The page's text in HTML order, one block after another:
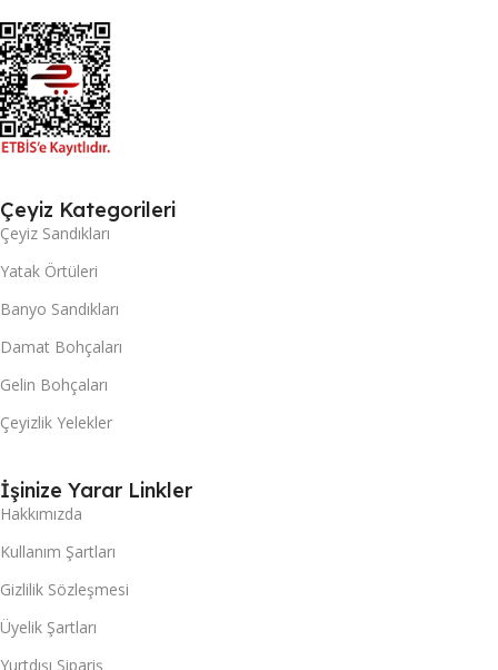
Çeyiz Kategorileri
Çeyiz Sandıkları
Yatak Örtüleri
Banyo Sandıkları
Damat Bohçaları
Gelin Bohçaları
Çeyizlik Yelekler
İşinize Yarar Linkler
Hakkımızda
Kullanım Şartları
Gizlilik Sözleşmesi
Üyelik Şartları
Yurtdışı Sipariş